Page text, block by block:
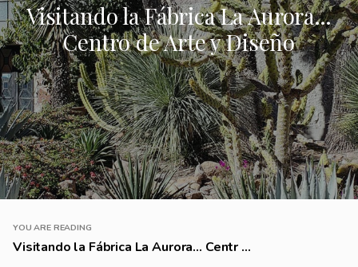
Visitando la Fábrica La Aurora…
Centro de Arte y Diseño
YOU ARE READING
Visitando la Fábrica La Aurora… Centr ...